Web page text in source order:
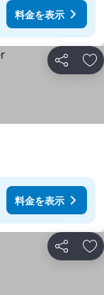
料金を表示
シェア お
料金を表示
シェア お